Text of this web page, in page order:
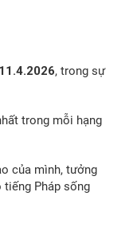
11.4.2026, trong sự
trong mỗi hạng
của mình, tưởng
Pháp sống